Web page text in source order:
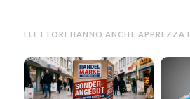
I LETTORI HANNO ANCHE